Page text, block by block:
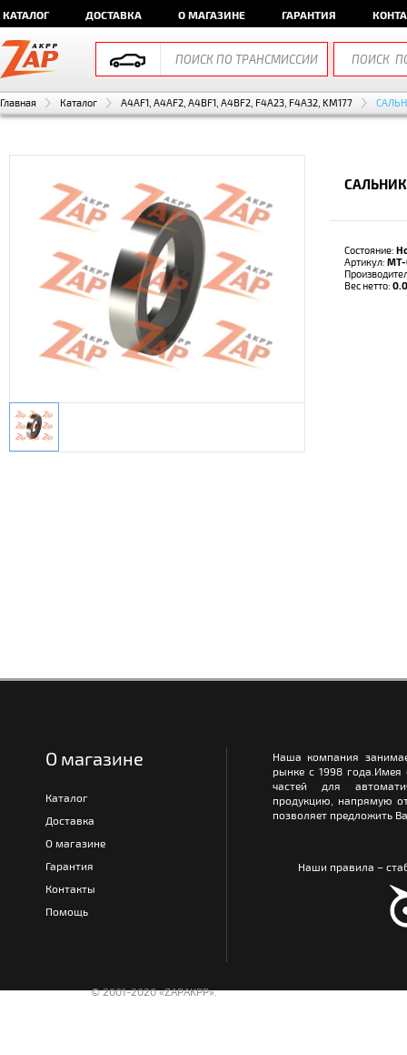
КАТАЛОГ ДОСТАВКА О МАГАЗИНЕ ГАРАНТИЯ
Главная Каталог A4AF1, A4AF2, A4BF1, A4BF2, F4A23, F4A32, KM177
Состояние:
Артикул:
Вес нетто:
О магазине
Каталог
Доставка
О магазине
Гарантия
Контакты
Помощь
Наша компания
рынке с 1998
частей для
продукцию, напрямую
позволяет предложить
Наши правила –
© 2001-2020 «ZAPAKPP».